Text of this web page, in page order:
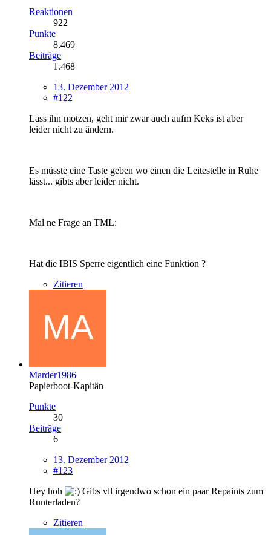
Reaktionen
922
Punkte
8.469
Beiträge
1.468
13. Dezember 2012
#122
Lass ihn motzen, geht mir zwar auch aufm Keks ist aber
leider nicht zu ändern.
Es müsste eine Taste geben wo einen die Leitestelle in Ruhe
lässt... gibts aber leider nicht.
Mal ne Frage an TML:
Hat die IBIS Sperre eigentlich eine Funktion ?
Zitieren
Marder1986
Papierboot-Kapitän
Punkte
30
Beiträge
6
13. Dezember 2012
#123
Hey hoh
Gibs vll irgendwo schon ein paar Repaints zum
Runterladen?
Zitieren